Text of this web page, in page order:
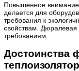
Повышенное внимание
делается для
требования к
свойствам. Дюралевая
требованиям.
Достоинства